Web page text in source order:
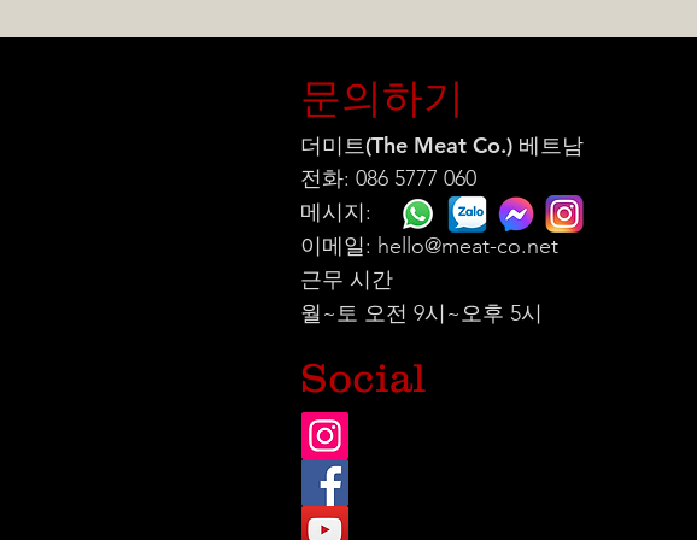
문의하기
더미트(The Meat Co.) 베트남
전화: 086 5777 060
메시지:
이메일: hello@meat-co.net
근무 시간
월~토 오전 9시~오후 5시
Social